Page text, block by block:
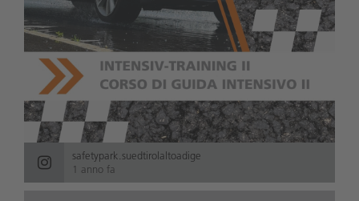
safetypark.suedtirolaltoadige
1 anno fa